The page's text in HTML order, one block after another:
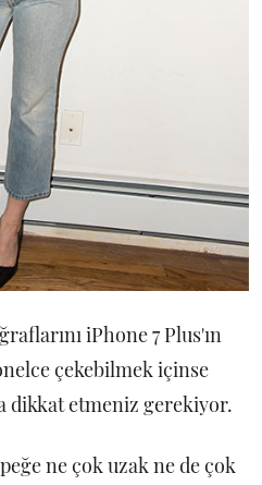
iPhone 7 Plus'ın
çekebilmek içinse
dikkat etmeniz gerekiyor.
ne çok uzak ne de çok